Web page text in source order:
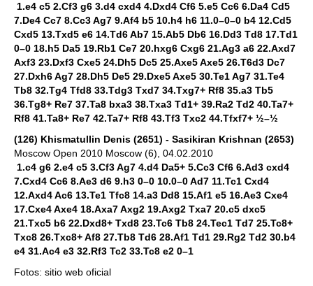
1.e4 c5 2.Cf3 g6 3.d4 cxd4 4.Dxd4 Cf6 5.e5 Cc6 6.Da4 Cd5
7.De4 Cc7 8.Cc3 Ag7 9.Af4 b5 10.h4 h6 11.0–0–0 b4 12.Cd5
Cxd5 13.Txd5 e6 14.Td6 Ab7 15.Ab5 Db6 16.Dd3 Td8 17.Td1
0–0 18.h5 Da5 19.Rb1 Ce7 20.hxg6 Cxg6 21.Ag3 a6 22.Axd7
Axf3 23.Dxf3 Cxe5 24.Dh5 Dc5 25.Axe5 Axe5 26.T6d3 Dc7
27.Dxh6 Ag7 28.Dh5 De5 29.Dxe5 Axe5 30.Te1 Ag7 31.Te4
Tb8 32.Tg4 Tfd8 33.Tdg3 Txd7 34.Txg7+ Rf8 35.a3 Tb5
36.Tg8+ Re7 37.Ta8 bxa3 38.Txa3 Td1+ 39.Ra2 Td2 40.Ta7+
Rf8 41.Ta8+ Re7 42.Ta7+ Rf8 43.Tf3 Txc2 44.Tfxf7+ ½–½
(126) Khismatullin Denis (2651) - Sasikiran Krishnan (2653)
Moscow Open 2010 Moscow (6), 04.02.2010
1.c4 g6 2.e4 c5 3.Cf3 Ag7 4.d4 Da5+ 5.Cc3 Cf6 6.Ad3 cxd4
7.Cxd4 Cc6 8.Ae3 d6 9.h3 0–0 10.0–0 Ad7 11.Tc1 Cxd4
12.Axd4 Ac6 13.Te1 Tfc8 14.a3 Dd8 15.Af1 e5 16.Ae3 Cxe4
17.Cxe4 Axe4 18.Axa7 Axg2 19.Axg2 Txa7 20.c5 dxc5
21.Txc5 b6 22.Dxd8+ Txd8 23.Tc6 Tb8 24.Tec1 Td7 25.Tc8+
Txc8 26.Txc8+ Af8 27.Tb8 Td6 28.Af1 Td1 29.Rg2 Td2 30.b4
e4 31.Ac4 e3 32.Rf3 Tc2 33.Tc8 e2 0–1
Fotos: sitio web oficial